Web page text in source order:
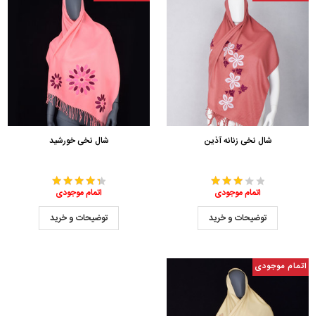
شال نخی زنانه آذین
اتمام موجودی
توضیحات و خرید
شال نخی خورشید
اتمام موجودی
توضیحات و خرید
اتمام موجودی